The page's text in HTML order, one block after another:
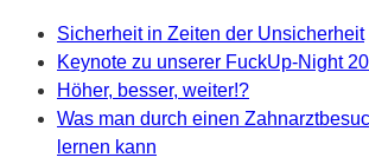
Sicherheit in Zeiten der Unsicherheit
Keynote zu unserer FuckUp-Night
Höher, besser, weiter!?
Was man durch einen
lernen kann